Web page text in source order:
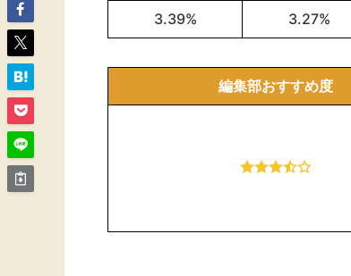
3.39% 3.27%
編集部おすすめ度